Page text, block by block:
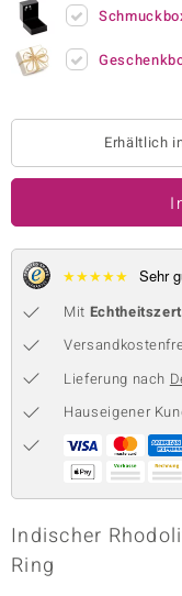
Collection
Classics
Erhältlich
★★★★★ Sehr
Mit
Lieferung nach
Hauseigener
Indischer
Ring